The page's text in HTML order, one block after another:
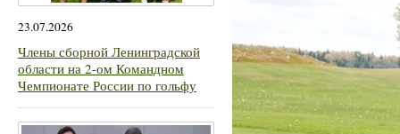
23.07.2026
Члены сборной Ленинградской
области на 2-ом Командном
Чемпионате России по гольфу